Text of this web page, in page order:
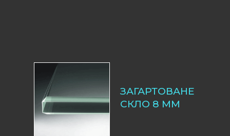
ЗАГАРТОВАНЕ
СКЛО 8 ММ